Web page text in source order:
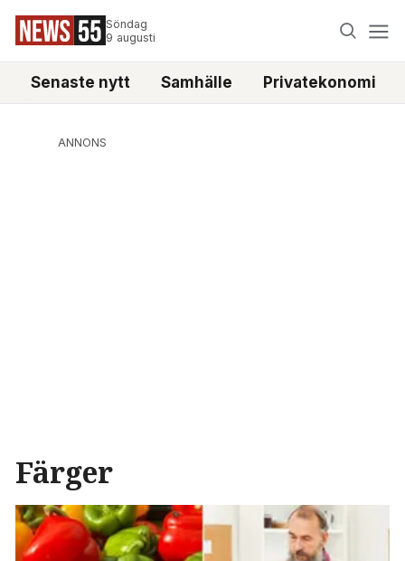
Söndag
9 augusti
Senaste nytt Samhälle Privatekonomi
ANNONS
Färger